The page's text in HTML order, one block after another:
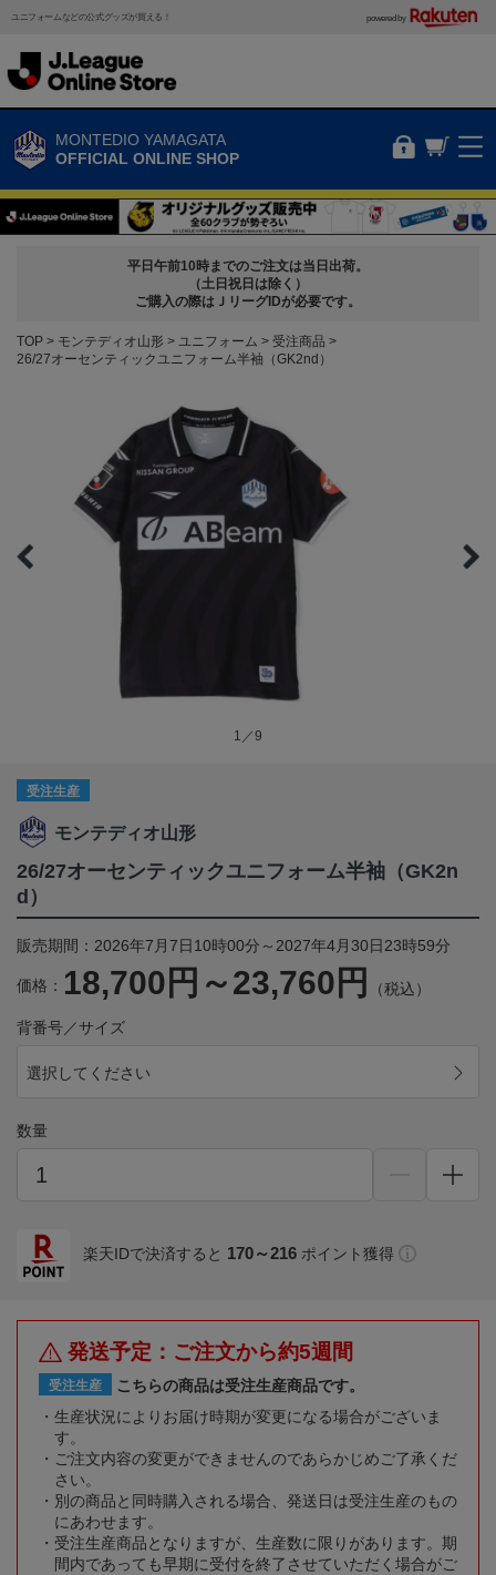
ユニフォームなどの公式グッズが買える！ powered by
MONTEDIO YAMAGATA
OFFICIAL ONLINE SHOP
平日午前10時までのご注文は当日出荷。
（土日祝日は除く）
ご購入の際はＪリーグIDが必要です。
TOP モンテディオ山形 ユニフォーム
受注商品
26/27オーセンティックユニフォーム半袖（GK2nd）
1／9
受注生産
モンテディオ山形
26/27オーセンティックユニフォーム半袖（GK2n
d）
販売期間：2026年7月7日10時00分～2027年4月30日23時59分
価格： 18,700円～23,760円 （税込）
背番号／サイズ
選択してください
数量
楽天IDで決済すると 170～216 ポイント獲得
発送予定：ご注文から約5週間
受注生産
こちらの商品は受注生産商品です。
生産状況によりお届け時期が変更になる場合がございま
す。
ご注文内容の変更ができませんのであらかじめご了承くだ
さい。
別の商品と同時購入される場合、発送日は受注生産のもの
にあわせます。
受注生産商品となりますが、生産数に限りがあります。期
間内であっても早期に受付を終了させていただく場合がご